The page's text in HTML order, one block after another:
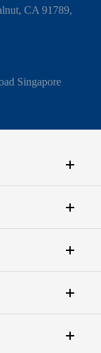
CA 91789,
Singapore